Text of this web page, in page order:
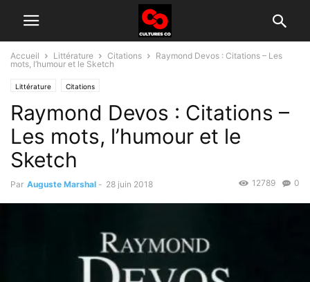
Accueil Littérature Citations
Raymond Devos : Citations – Les
mots, l’humour et le Sketch
Littérature Citations
Raymond Devos : Citations –
Les mots, l’humour et le
Sketch
Par Auguste Marshal - 28 juin 2018 0
12789